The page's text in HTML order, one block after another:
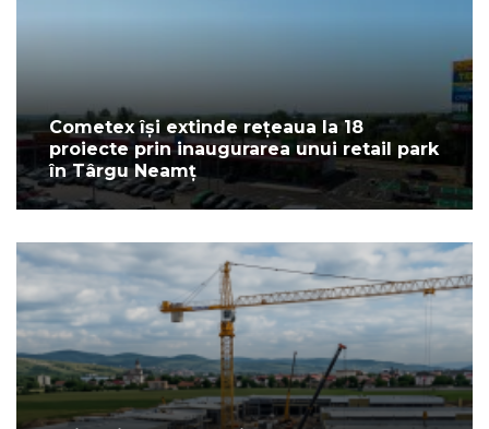
Cometex își extinde rețeaua la 18
proiecte prin inaugurarea unui retail park
în Târgu Neamț